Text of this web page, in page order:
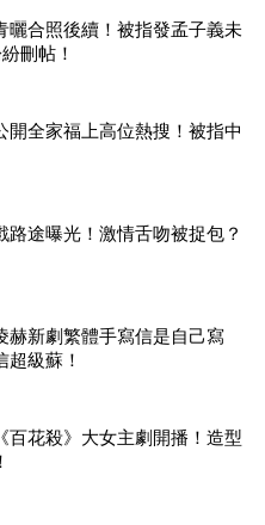
曬合照後續！被指發孟子義未
刪帖！
開全家福上高位熱搜！被指中
路途曝光！激情舌吻被捉包？
赫新劇繁體手寫信是自己寫
級蘇！
百花殺》大女主劇開播！造型